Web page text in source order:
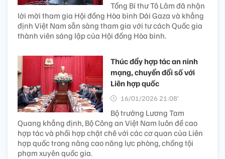
Tổng Bí thư Tô Lâm đã nhận
lời mời tham gia Hội đồng Hòa bình Dải Gaza và khẳng
định Việt Nam sẵn sàng tham gia với tư cách Quốc gia
thành viên sáng lập của Hội đồng Hòa bình.
Thúc đẩy hợp tác an ninh
mạng, chuyển đổi số với
Liên hợp quốc
16/01/2026 21:08’
Bộ trưởng Lương Tam
Quang khẳng định, Bộ Công an Việt Nam luôn đề cao
hợp tác và phối hợp chặt chẽ với các cơ quan của Liên
hợp quốc trong nâng cao năng lực phòng, chống tội
phạm xuyên quốc gia.